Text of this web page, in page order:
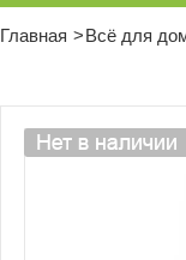
Главная Всё для